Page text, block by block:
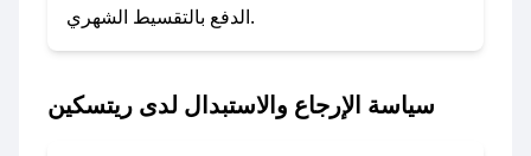
المفضل؟
في حال عدم توفر كوبونات لمتجرك المفضل، يمكنك
أسرع وقت ممكن.
الدفع بالتقسيط الشهري.
سياسة الإرجاع والاستبدال لدى ريتسكين